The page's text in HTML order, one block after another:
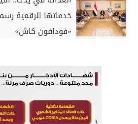
خدماتها الرقمية
«فودافون كاش»